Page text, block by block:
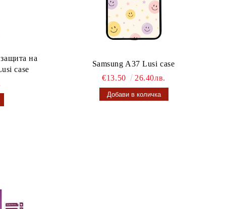
на
case
Samsung A37 Lusi case
€13.50
26.40лв.